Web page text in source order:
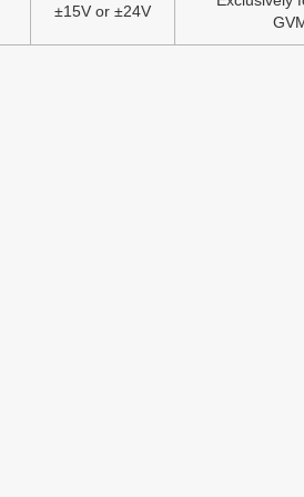
±15V or ±24V